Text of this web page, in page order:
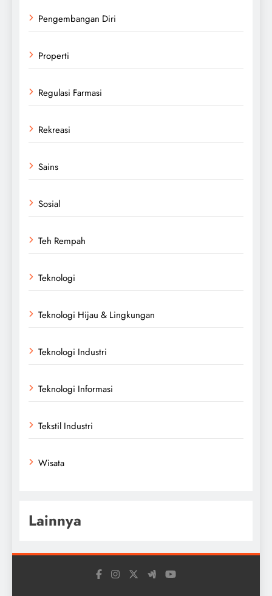
Pengembangan Diri
Properti
Regulasi Farmasi
Rekreasi
Sains
Sosial
Teh Rempah
Teknologi
Teknologi Hijau & Lingkungan
Teknologi Industri
Teknologi Informasi
Tekstil Industri
Wisata
Lainnya